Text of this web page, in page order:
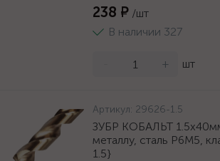
238 ₽ /шт
В наличии 327
+ шт
Артикул: 29626-1.5
ЗУБР КОБАЛЬТ
металлу, сталь Р6М5,
1.5}